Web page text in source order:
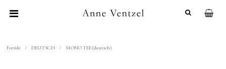
Forside DEUTSCH MONO TEE (deutsch)